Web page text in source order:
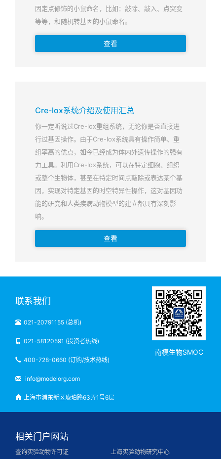
因定点修饰的小鼠命名，比如：敲除、敲入、点突变
等等，和随机转基因的小鼠命名。
查看
Cre-lox系统介绍及使用汇总
你一定听说过Cre-lox重组系统，无论你是否直接进
行过基因操作。由于Cre-lox系统具有操作简单、重
组率高的优点，如今已经成为体内外遗传操作的强有
力工具。利用Cre-lox系统，可以在特定细胞、组织
或整个生物体，甚至在特定时间点敲除或表达某个基
因，实现对特定基因的时空特异性操作，这对基因功
能的研究和人类疾病动物模型的建立都具有深刻影
响。
查看
联系我们
021-20791155 (总机)
021-58120591 (投资者热线)
400-728-0660 (订购/技术热线)
info@modelorg.com
上海市浦东新区琥珀路63弄1号6层
南模生物SMOC
相关门户网站
查询实验动物许可证
上海实验动物研究中心